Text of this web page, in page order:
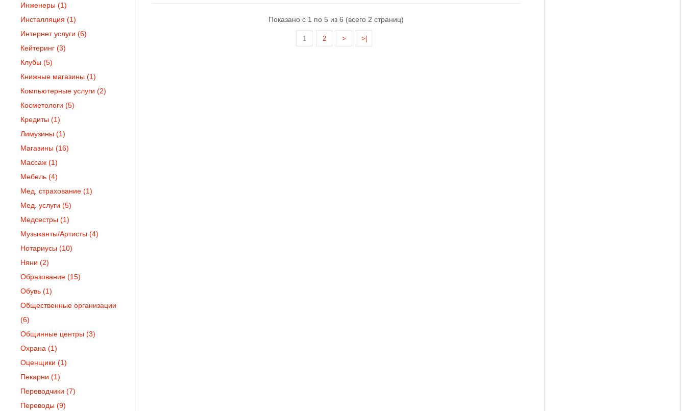
Показано с 1 по 5 из 6 (всего 2 страниц)
1 2 > >|
Инженеры (1)
Инсталляция (1)
Интернет услуги (6)
Кейтеринг (3)
Клубы (5)
Книжные магазины (1)
Компьютерные услуги (2)
Косметологи (5)
Кредиты (1)
Лимузины (1)
Магазины (16)
Массаж (1)
Мебель (4)
Мед. страхование (1)
Мед. услуги (5)
Медсестры (1)
Музыканты/Артисты (4)
Нотариусы (10)
Няни (2)
Образование (15)
Обувь (1)
Общественные организации
(6)
Общинные центры (3)
Охрана (1)
Оценщики (1)
Пекарни (1)
Переводчики (7)
Переводы (9)